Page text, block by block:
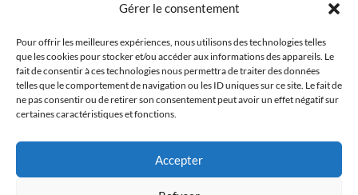
Gérer le consentement
Pour offrir les meilleures expériences, nous utilisons des technologies telles
que les cookies pour stocker et/ou accéder aux informations des appareils. Le
fait de consentir à ces technologies nous permettra de traiter des données
telles que le comportement de navigation ou les ID uniques sur ce site. Le fait de
ne pas consentir ou de retirer son consentement peut avoir un effet négatif sur
certaines caractéristiques et fonctions.
Accepter
Notre équipe
Contact
Conditions générales de vente